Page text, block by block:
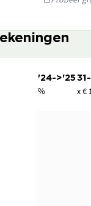
'24->'25
% x €